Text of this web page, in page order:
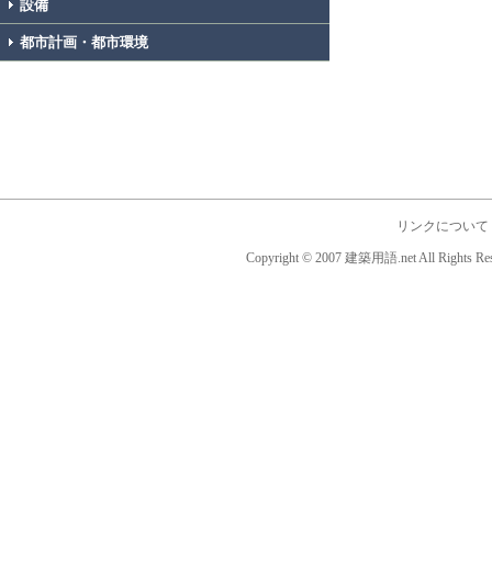
設備
都市計画・都市環境
リンクについて
Copyright © 2007 建築用語.net All Rights